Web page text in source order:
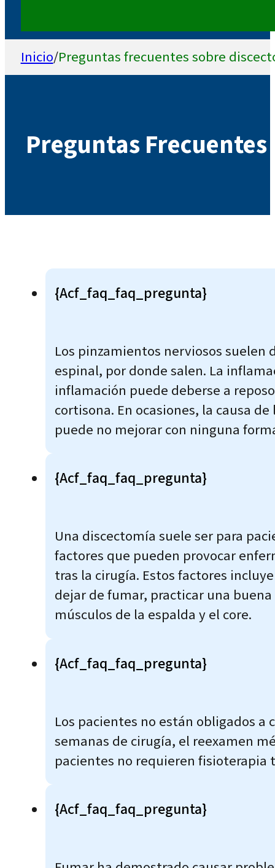
Inicio/Preguntas frecuentes sobre
Preguntas
{acf_faq_faq_pregunta}
Los pinzamientos nerviosos suelen
espinal, por donde salen. La
inflamación puede deberse a
cortisona. En ocasiones, la causa
puede no mejorar con ninguna
{acf_faq_faq_pregunta}
Una discectomía suele ser para
factores que pueden provocar
tras la cirugía. Estos factores
dejar de fumar, practicar una
músculos de la espalda y el core.
{acf_faq_faq_pregunta}
Los pacientes no están obligados a
semanas de cirugía, el reexamen
pacientes no requieren fisioterapia
{acf_faq_faq_pregunta}